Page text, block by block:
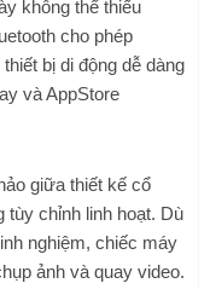
không thể thiếu
cho phép
bị di động dễ dàng
và AppStore
giữa thiết kế cổ
tùy chỉnh linh hoạt. Dù
nghiệm, chiếc máy
ảnh và quay video.